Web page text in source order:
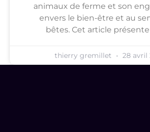
animaux de ferme et son
envers le bien-être et au
bêtes. Cet article
thierry gremillet 28 avril